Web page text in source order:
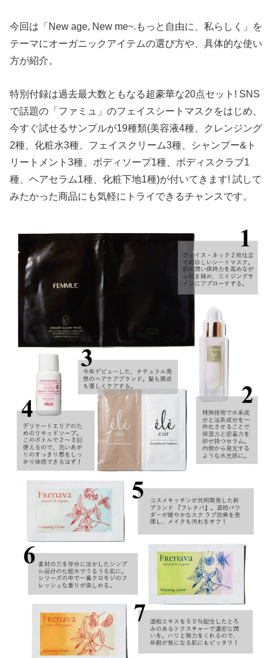
今回は「New age, New me~.もっと自由に、私らしく」を
テーマにオーガニックアイテムの選び方や、具体的な使い
方が紹介。
特別付録は過去最大数ともなる超豪華な20点セット! SNS
で話題の「ファミュ」のフェイスシートマスクをはじめ、
今すぐ試せるサンプルが19種類(美容液4種、クレンジング
2種、化粧水3種、フェイスクリーム3種、シャンプー&ト
リートメント3種、ボディソープ1種、ボディスクラブ1
種、ヘアセラム1種、化粧下地1種)が付いてきます! 試して
みたかった商品にも気軽にトライできるチャンスです。